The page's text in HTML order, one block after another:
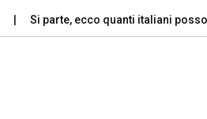
Si parte, ecco quanti italiani